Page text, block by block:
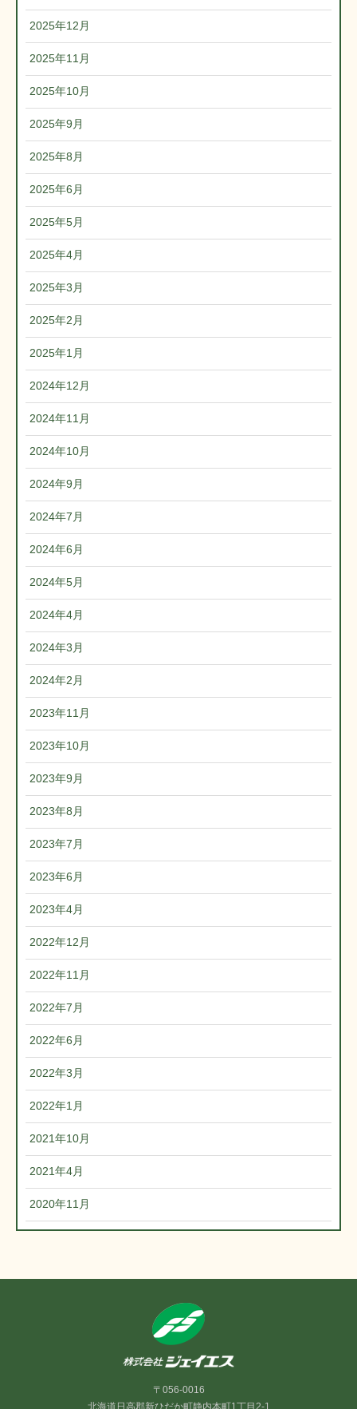
2025年12月
2025年11月
2025年10月
2025年9月
2025年8月
2025年6月
2025年5月
2025年4月
2025年3月
2025年2月
2025年1月
2024年12月
2024年11月
2024年10月
2024年9月
2024年7月
2024年6月
2024年5月
2024年4月
2024年3月
2024年2月
2023年11月
2023年10月
2023年9月
2023年8月
2023年7月
2023年6月
2023年4月
2022年12月
2022年11月
2022年7月
2022年6月
2022年3月
2022年1月
2021年10月
2021年4月
2020年11月
〒056-0016
北海道日高郡新ひだか町静内本町1丁目2-1